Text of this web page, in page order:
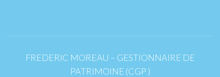
FREDERIC MOREAU – GESTIONNAIRE DE
PATRIMOINE (CGP )